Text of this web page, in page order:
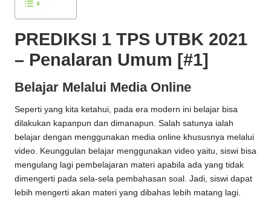
PREDIKSI 1 TPS UTBK 2021
– Penalaran Umum [#1]
Belajar Melalui Media Online
Seperti yang kita ketahui, pada era modern ini belajar bisa
dilakukan kapanpun dan dimanapun. Salah satunya ialah
belajar dengan menggunakan media online khususnya melalui
video. Keunggulan belajar menggunakan video yaitu, siswi bisa
mengulang lagi pembelajaran materi apabila ada yang tidak
dimengerti pada sela-sela pembahasan soal. Jadi, siswi dapat
lebih mengerti akan materi yang dibahas lebih matang lagi.